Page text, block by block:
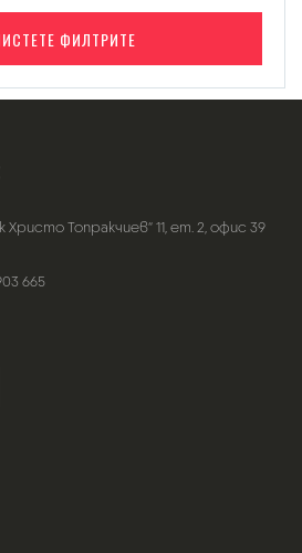
ФИЛТРИТЕ
Христо Топракчиев“ 11, ет. 2, офис 39
665